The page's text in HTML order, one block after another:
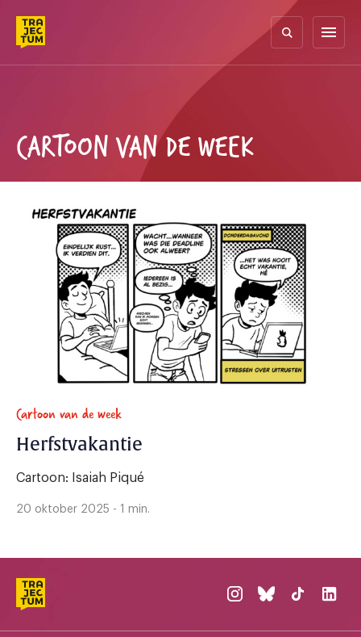
content
menu
CARTOON VAN DE WEEK
Cartoon van de week
Herfstvakantie
Cartoon: Isaiah Piqué
20 oktober 2025 - 1 min.